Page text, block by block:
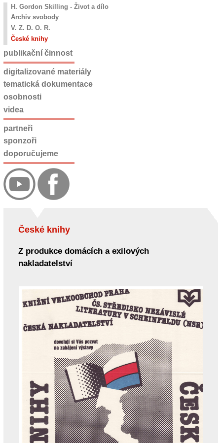
České knihy
Z produkce domácích a exilových
nakladatelství
H. Gordon Skilling - Život a dílo
Archiv svobody
V. Z. D. O. R.
České knihy
publikační činnost
digitalizované materiály
tematická dokumentace
osobnosti
videa
partneři
sponzoři
doporučujeme